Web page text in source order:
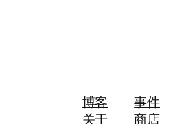
博客
关于
事件
商店